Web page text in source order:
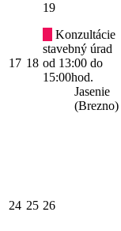
17 18
19
Konzultácie
stavebný úrad
od 13:00 do
15:00hod.
Jasenie
(Brezno)
24 25 26